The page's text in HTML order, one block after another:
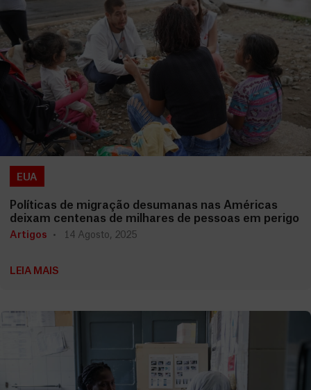
EUA
Políticas de migração desumanas nas Américas
deixam centenas de milhares de pessoas em perigo
Artigos 14 Agosto, 2025
LEIA MAIS